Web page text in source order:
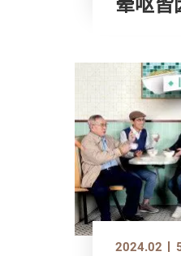
2024.02